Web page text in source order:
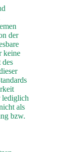
der
keine
lediglich
als
bzw.